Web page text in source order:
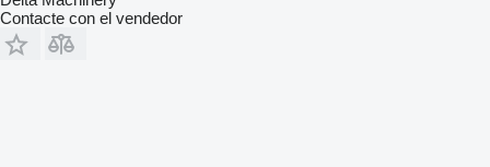
Contacte con el vendedor